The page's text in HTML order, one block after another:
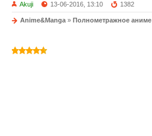
Akuji 13-06-2016, 13:10 1382
Anime&Manga » Полнометражное аниме